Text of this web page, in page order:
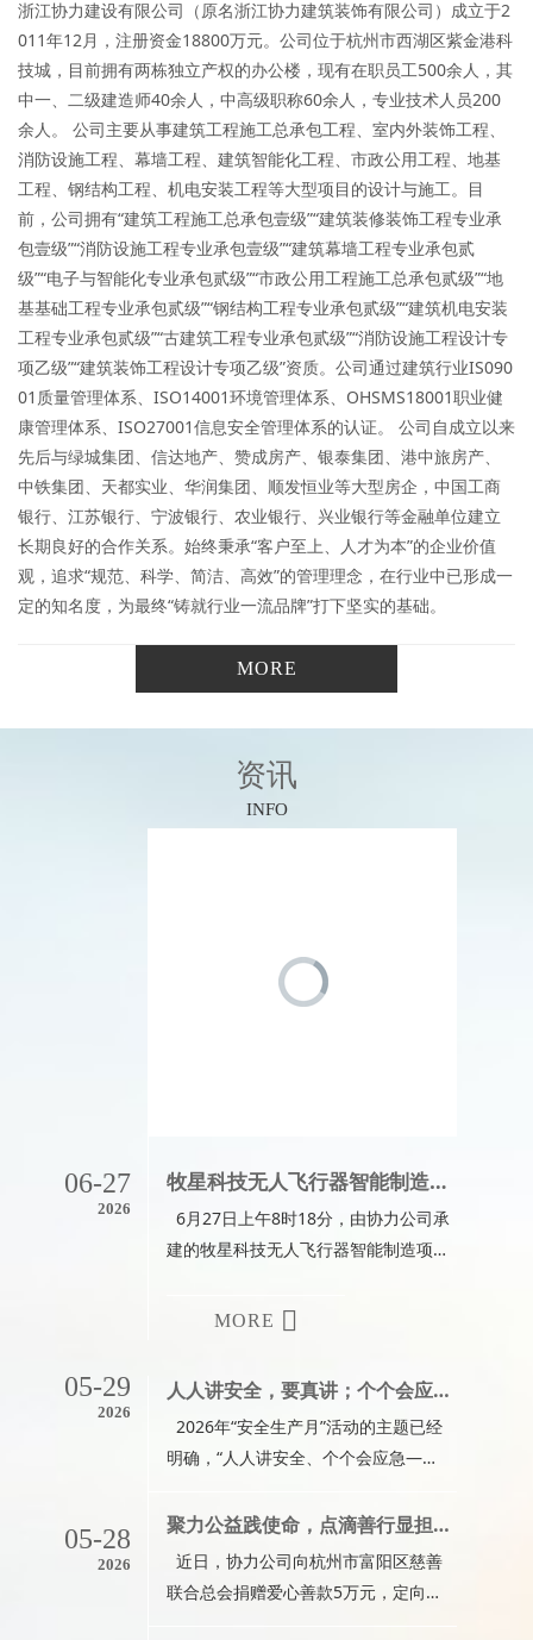
浙江协力建设有限公司（原名浙江协力建筑装饰有限公司）成立于2
011年12月，注册资金18800万元。公司位于杭州市西湖区紫金港科
技城，目前拥有两栋独立产权的办公楼，现有在职员工500余人，其
中一、二级建造师40余人，中高级职称60余人，专业技术人员200
余人。 公司主要从事建筑工程施工总承包工程、室内外装饰工程、
消防设施工程、幕墙工程、建筑智能化工程、市政公用工程、地基
工程、钢结构工程、机电安装工程等大型项目的设计与施工。目
前，公司拥有“建筑工程施工总承包壹级”“建筑装修装饰工程专业承
包壹级”“消防设施工程专业承包壹级”“建筑幕墙工程专业承包贰
级”“电子与智能化专业承包贰级”“市政公用工程施工总承包贰级”“地
基基础工程专业承包贰级”“钢结构工程专业承包贰级”“建筑机电安装
工程专业承包贰级”“古建筑工程专业承包贰级”“消防设施工程设计专
项乙级”“建筑装饰工程设计专项乙级”资质。公司通过建筑行业IS090
01质量管理体系、ISO14001环境管理体系、OHSMS18001职业健
康管理体系、ISO27001信息安全管理体系的认证。 公司自成立以来
先后与绿城集团、信达地产、赞成房产、银泰集团、港中旅房产、
中铁集团、天都实业、华润集团、顺发恒业等大型房企，中国工商
银行、江苏银行、宁波银行、农业银行、兴业银行等金融单位建立
长期良好的合作关系。始终秉承“客户至上、人才为本”的企业价值
观，追求“规范、科学、简洁、高效”的管理理念，在行业中已形成一
定的知名度，为最终“铸就行业一流品牌”打下坚实的基础。
MORE
资讯
INFO
06-27
2026
牧星科技无人飞行器智能制造项目封顶仪式圆满举行，杨伦嗨董事长代表施工单位发言
6月27日上午8时18分，由协力公司承
建的牧星科技无人飞行器智能制造项目
领导以及施工、监理等单位代表出席封
伦嗨董事长作为施工单位代表参加本次
仪式并作发言。他表示，牧星科技是一
家发展良好、管理规范、综合实力突出
与其总部研发大楼的项目建设，助力牧
星科技发展。自项目开工
MORE
05-29
2026
人人讲安全，要真讲；个个会应急，要真会——写在2026年“安全生产月”活动开展之际
2026年“安全生产月”活动的主题已经
明确，“人人讲安全、个个会应急——
千钧，既是动员令，更是军令状。它告
诉我们：安全不是墙上的标语，不是本
上的记录，而是每一个工人的生命防
05-28
2026
聚力公益践使命，点滴善行显担当——协力公司捐资5万元助力花开岭公益村建设
近日，协力公司向杭州市富阳区慈善
联合总会捐赠爱心善款5万元，定向用